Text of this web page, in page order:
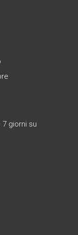
giorni su